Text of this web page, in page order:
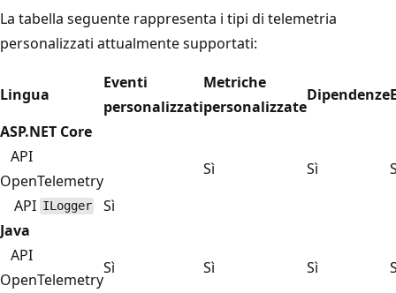
La tabella seguente rappresenta i tipi di telemetria
personalizzati attualmente supportati:
Lingua
Eventi
personalizzati
Metriche
personalizzate
Dipendenze
ASP.NET Core
API
OpenTelemetry
Sì Sì
API ILogger
Sì
Java
API
OpenTelemetry
Sì Sì Sì